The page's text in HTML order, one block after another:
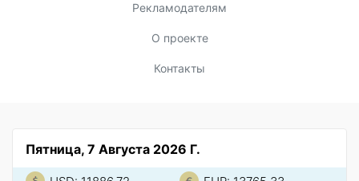
Рекламодателям
О проекте
Контакты
Пятница, 7 Августа 2026 Г.